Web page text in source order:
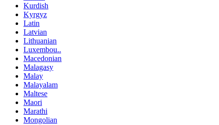
Kurdish
Kyrgyz
Latin
Latvian
Lithuanian
Luxembou..
Macedonian
Malagasy
Malay
Malayalam
Maltese
Maori
Marathi
Mongolian